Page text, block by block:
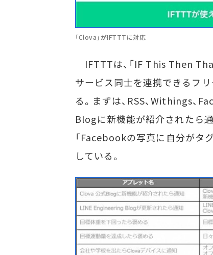
「Clova」がIFTTTに対応
IFTTTは、「IF This Then
サービス同士を連携できるフ
る。まずは、RSS、Withings、
Blogに新機能が紹介されたら通
「Facebookの写真に自分がタ
している。